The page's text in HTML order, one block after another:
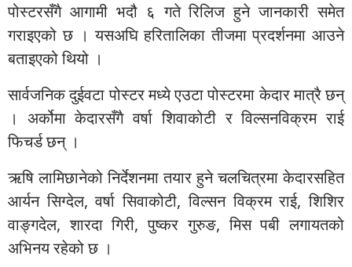
पोस्टरसँगै आगामी भदौ ६ गते रिलिज हुने जानकारी समेत
गराइएको छ । यसअघि हरितालिका तीजमा प्रदर्शनमा आउने
बताइएको थियो ।
सार्वजनिक दुईवटा पोस्टर मध्ये एउटा पोस्टरमा केदार मात्रै छन्
। अर्कोमा केदारसँगै वर्षा शिवाकोटी र विल्सनविक्रम राई
फिचर्ड छन् ।
ऋषि लामिछानेको निर्देशनमा तयार हुने चलचित्रमा केदारसहित
आर्यन सिग्देल, वर्षा सिवाकोटी, विल्सन विक्रम राई, शिशिर
वाङ्गदेल, शारदा गिरी, पुष्कर गुरुङ, मिस पबी लगायतको
अभिनय रहेको छ ।